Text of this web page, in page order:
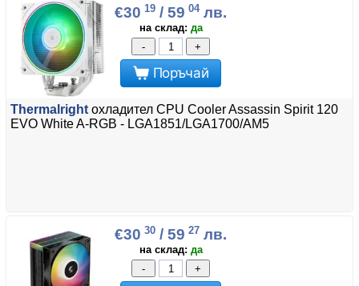
€30 19 / 59 04лв.
на склад: да
-
+
Поръчай
Thermalright охладител CPU Cooler Assassin Spirit 120
EVO White A-RGB - LGA1851/LGA1700/AM5
€30 30 / 59 27 лв.
на склад: да
-
+